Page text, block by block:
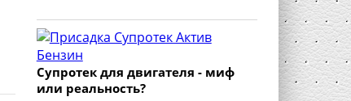
Супротек для двигателя - миф
или реальность?